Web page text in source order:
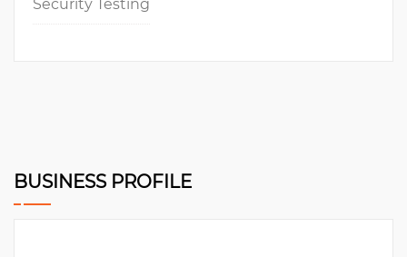
Security Testing
BUSINESS PROFILE